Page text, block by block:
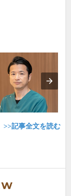
>>記事全文を読む